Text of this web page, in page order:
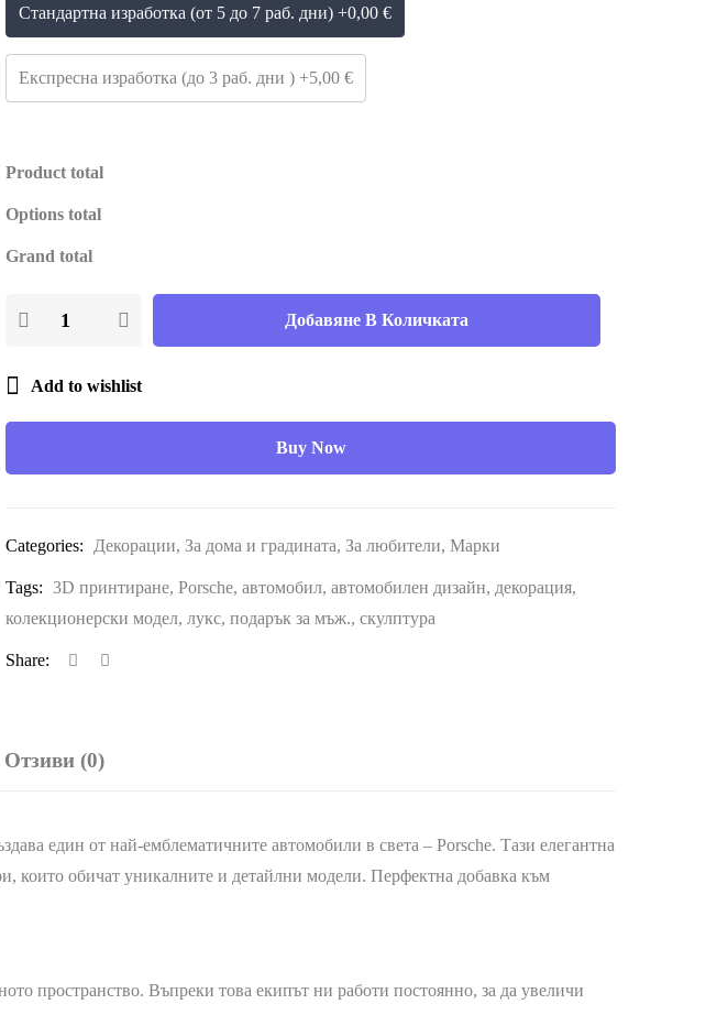
Стандартна изработка (от 5 до 7 раб. дни) +0,00 €
Експресна изработка (до 3 раб. дни ) +5,00 €
Product total
Options total
Grand total
Добавяне В Количката
Add to wishlist
Buy Now
Categories: Декорации, За дома и градината, За любители, Марки
Tags: 3D принтиране, Porsche, автомобил, автомобилен дизайн, декорация,
колекционерски модел, лукс, подарък за мъж., скулптура
Share:
Отзиви (0)
един от най-емблематичните автомобили в света – Porsche. Тази елегантна
които обичат уникалните и детайлни модели. Перфектна добавка към
пространство. Въпреки това екипът ни работи постоянно, за да увеличи